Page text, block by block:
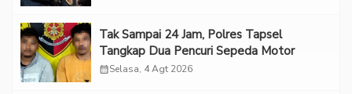
Tak Sampai 24 Jam, Polres Tapsel
Tangkap Dua Pencuri Sepeda Motor
calendar_monthSelasa, 4 Agt 2026